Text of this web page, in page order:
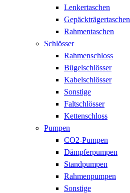
Lenkertaschen
Gepäckträgertaschen
Rahmentaschen
Schlösser
Rahmenschloss
Bügelschlösser
Kabelschlösser
Sonstige
Faltschlösser
Kettenschloss
Pumpen
CO2-Pumpen
Dämpferpumpen
Standpumpen
Rahmenpumpen
Sonstige